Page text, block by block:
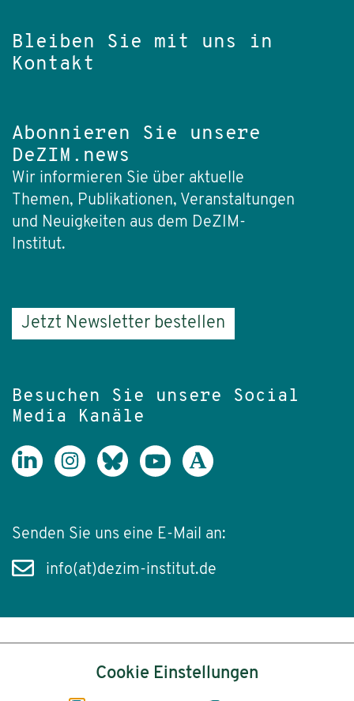
Bleiben Sie mit uns in
Kontakt
Abonnieren Sie unsere
DeZIM.news
Wir informieren Sie über aktuelle
Themen, Publikationen, Veranstaltungen
und Neuigkeiten aus dem DeZIM-
Institut.
Jetzt Newsletter bestellen
Besuchen Sie unsere Social
Media Kanäle
Senden Sie uns eine E-Mail an:
info(at)dezim-institut.de
Cookie Einstellungen